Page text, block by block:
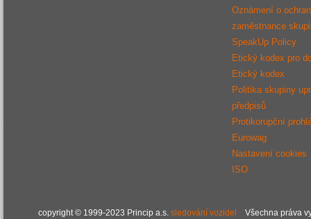
Oznámení o
zaměstnance
SpeakUp Policy
Etický kodex pro
Etický kodex
Politika skupiny
předpisů
Protikorupční
Eurowag
Nastavení cookies
ISO
copyright © 1999-2023 Princip a.s. sledování vozidel Všechna práva